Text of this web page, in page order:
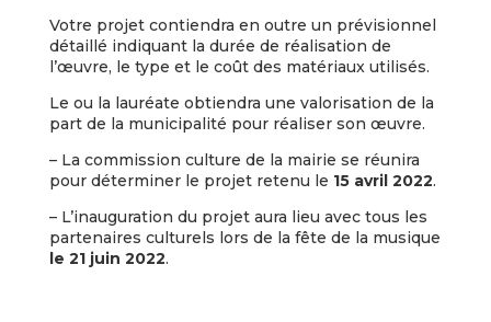
Votre projet contiendra en outre un prévisionnel
détaillé indiquant la durée de réalisation de
l’œuvre, le type et le coût des matériaux utilisés.
Le ou la lauréate obtiendra une valorisation de la
part de la municipalité pour réaliser son œuvre.
– La commission culture de la mairie se réunira
pour déterminer le projet retenu le 15 avril 2022.
– L’inauguration du projet aura lieu avec tous les
partenaires culturels lors de la fête de la musique
le 21 juin 2022.